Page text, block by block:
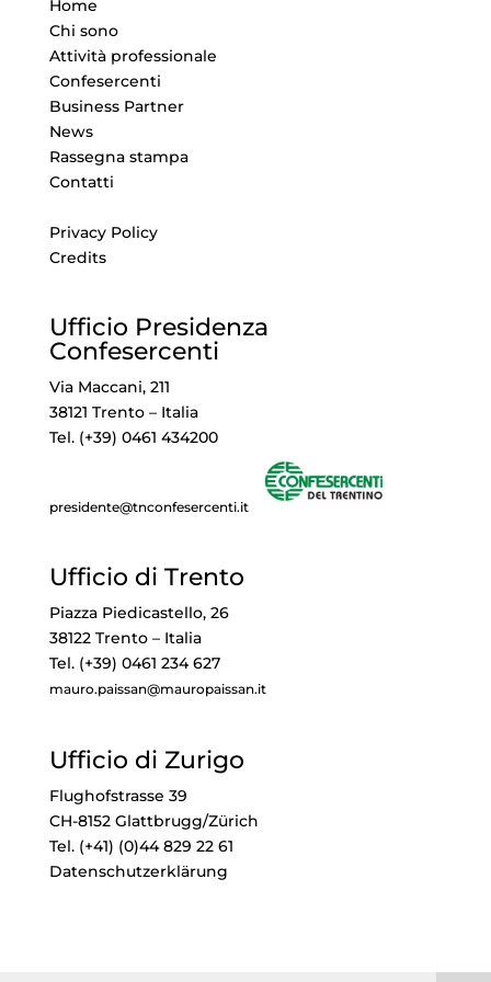
Home
Chi sono
Attività professionale
Confesercenti
Business Partner
News
Rassegna stampa
Contatti
Privacy Policy
Credits
Ufficio Presidenza
Confesercenti
Via Maccani, 211
38121 Trento – Italia
Tel. (+39) 0461 434200
presidente@tnconfesercenti.it
Ufficio di Trento
Piazza Piedicastello, 26
38122 Trento – Italia
Tel. (+39) 0461 234 627
mauro.paissan@mauropaissan.it
Ufficio di Zurigo
Flughofstrasse 39
CH-8152 Glattbrugg/Zürich
Tel. (+41) (0)44 829 22 61
Datenschutzerklärung